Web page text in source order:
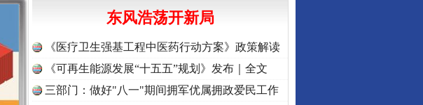
东风浩荡开新局
《医疗卫生强基工程中医药行动方案》政策解读
《可再生能源发展“十五五”规划》发布｜全文
三部门：做好"八一"期间拥军优属拥政爱民工作